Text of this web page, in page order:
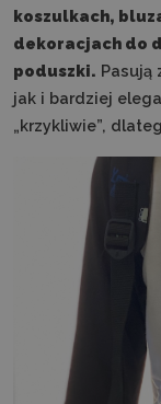
koszulkach,
dekoracjach do
poduszki. Pasują
jak i bardziej
„krzykliwie”,